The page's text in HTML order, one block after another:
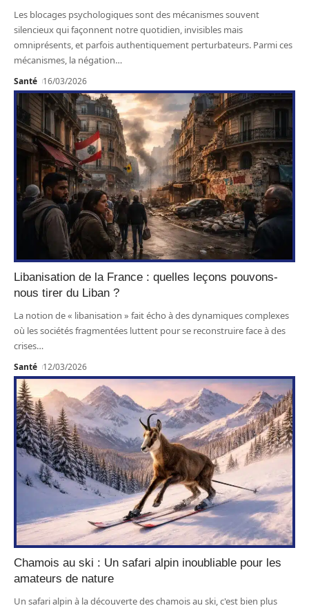
Les blocages psychologiques sont des mécanismes souvent
silencieux qui façonnent notre quotidien, invisibles mais
omniprésents, et parfois authentiquement perturbateurs. Parmi ces
mécanismes, la négation…
Santé 16/03/2026
Libanisation de la France : quelles leçons pouvons-
nous tirer du Liban ?
La notion de « libanisation » fait écho à des dynamiques complexes
où les sociétés fragmentées luttent pour se reconstruire face à des
crises…
Santé 12/03/2026
Chamois au ski : Un safari alpin inoubliable pour les
amateurs de nature
Un safari alpin à la découverte des chamois au ski, c'est bien plus